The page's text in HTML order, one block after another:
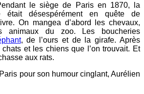
le siège de Paris en 1870, la
était désespérément en quête de
On mangea d’abord les chevaux,
animaux du zoo. Les boucheries
, de l’ours et de la girafe. Après
et les chiens que l’on trouvait. Et
aux rats.
pour son humour cinglant, Aurélien